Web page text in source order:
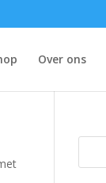
Over ons